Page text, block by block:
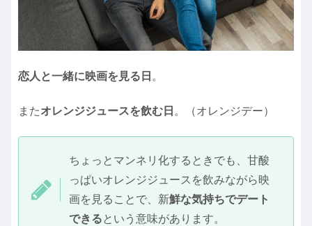
恋人と一緒に映画を見る日 。
またオレンジジュースを飲む日 。（オレンジデー）
ちょっとマンネリ化するときでも、甘酸
っぱいオレンジジュースを飲みながら映
画を見ることで、新鮮な気持ちでデート
できる という意味があります。